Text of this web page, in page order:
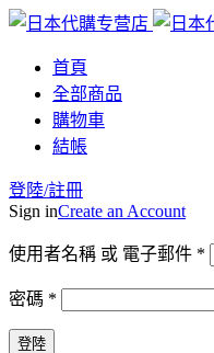
首頁
全部商品
購物車
結帳
登陸/註冊
Sign inCreate an Account
使用者名稱 或 電子郵件 *
密碼 *
登陸